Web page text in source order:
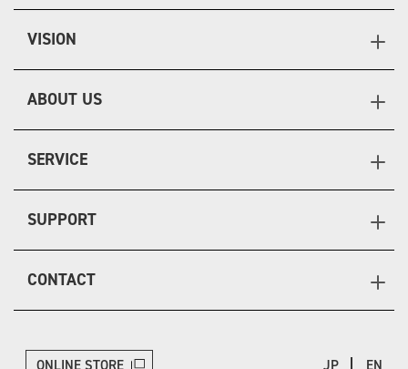
VISION
ABOUT US
SERVICE
SUPPORT
CONTACT
ONLINE STORE JP EN